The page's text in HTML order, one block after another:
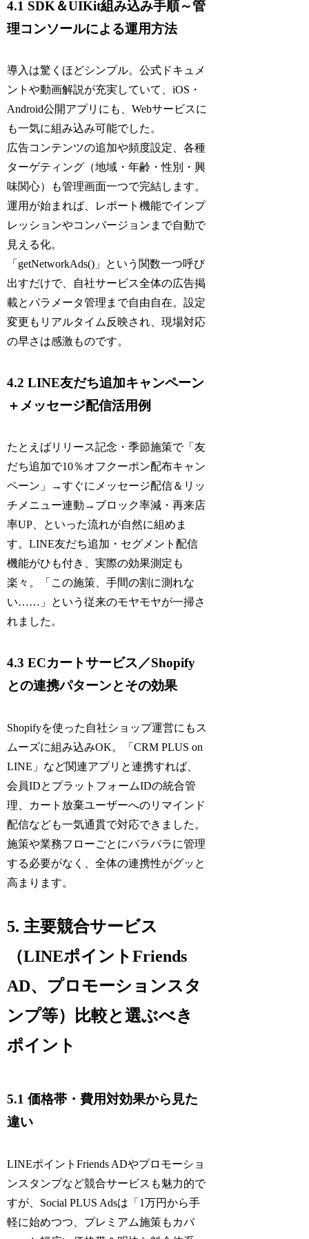
4.1 SDK＆UIKit組み込み手順～管
理コンソールによる運用方法
導入は驚くほどシンプル。公式ドキュメ
ントや動画解説が充実していて、iOS・
Android公開アプリにも、Webサービスに
も一気に組み込み可能でした。
広告コンテンツの追加や頻度設定、各種
ターゲティング（地域・年齢・性別・興
味関心）も管理画面一つで完結します。
運用が始まれば、レポート機能でインプ
レッションやコンバージョンまで自動で
見える化。
「getNetworkAds()」という関数一つ呼び
出すだけで、自社サービス全体の広告掲
載とパラメータ管理まで自由自在。設定
変更もリアルタイム反映され、現場対応
の早さは感激ものです。
4.2 LINE友だち追加キャンペーン
＋メッセージ配信活用例
たとえばリリース記念・季節施策で「友
だち追加で10％オフクーポン配布キャン
ペーン」→すぐにメッセージ配信＆リッ
チメニュー連動→ブロック率減・再来店
率UP、といった流れが自然に組めま
す。LINE友だち追加・セグメント配信
機能がひも付き、実際の効果測定も
楽々。「この施策、手間の割に測れな
い……」という従来のモヤモヤが一掃さ
れました。
4.3 ECカートサービス／Shopify
との連携パターンとその効果
Shopifyを使った自社ショップ運営にもス
ムーズに組み込みOK。「CRM PLUS on
LINE」など関連アプリと連携すれば、
会員IDとプラットフォームIDの統合管
理、カート放棄ユーザーへのリマインド
配信なども一気通貫で対応できました。
施策や業務フローごとにバラバラに管理
する必要がなく、全体の連携性がグッと
高まります。
5. 主要競合サービス
（LINEポイントFriends
AD、プロモーションスタ
ンプ等）比較と選ぶべき
ポイント
5.1 価格帯・費用対効果から見た
違い
LINEポイントFriends ADやプロモーショ
ンスタンプなど競合サービスも魅力的で
すが、Social PLUS Adsは「1万円から手
軽に始めつつ、プレミアム施策もカバ